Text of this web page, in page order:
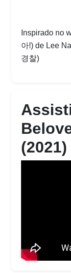
Inspirado no
아!) de Lee
경찰)
(2021)